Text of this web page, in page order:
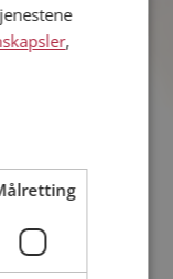
være medlem på
Det er
på nettet!
,